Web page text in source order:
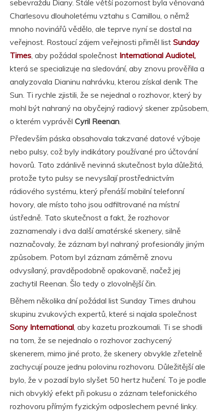
sebevraždu Diany. Stále větší pozornost byla věnovaná
Charlesovu dlouholetému vztahu s Camillou, o němž
mnoho novinářů vědělo, ale teprve nyní se dostal na
veřejnost. Rostoucí zájem veřejnosti přiměl list Sunday
Times, aby požádal společnost International Audiotel,
která se specializuje na sledování, aby znovu prověřila a
analyzovala Dianinu nahrávku, kterou získal deník The
Sun. Ti rychle zjistili, že se nejednal o rozhovor, který by
mohl být nahraný na obyčejný radiový skener způsobem,
o kterém vyprávěl Cyril Reenan.
Především páska obsahovala takzvané datové výboje
nebo pulsy, což byly indikátory používané pro účtování
hovorů. Tato zdánlivě nevinná skutečnost byla důležitá,
protože tyto pulsy se nevysílají prostřednictvím
rádiového systému, který přenáší mobilní telefonní
hovory, ale místo toho jsou odfiltrované na místní
ústředně. Tato skutečnost a fakt, že rozhovor
zaznamenaly i dva další amatérské skenery, silně
naznačovaly, že záznam byl nahraný profesionály jiným
způsobem. Potom byl záznam záměrně znovu
odvysílaný, pravděpodobně opakovaně, načež jej
zachytil Reenan. Šlo tedy o zlovolnější čin.
Během několika dní požádal list Sunday Times druhou
skupinu zvukových expertů, které si najala společnost
Sony International, aby kazetu prozkoumali. Ti se shodli
na tom, že se nejednalo o rozhovor zachycený
skenerem, mimo jiné proto, že skenery obvykle zřetelně
zachycují pouze jednu polovinu rozhovoru. Důležitější ale
bylo, že v pozadí bylo slyšet 50 hertz hučení. To je podle
nich obvyklý efekt při pokusu o záznam telefonického
rozhovoru přímým fyzickým odposlechem pevné linky.